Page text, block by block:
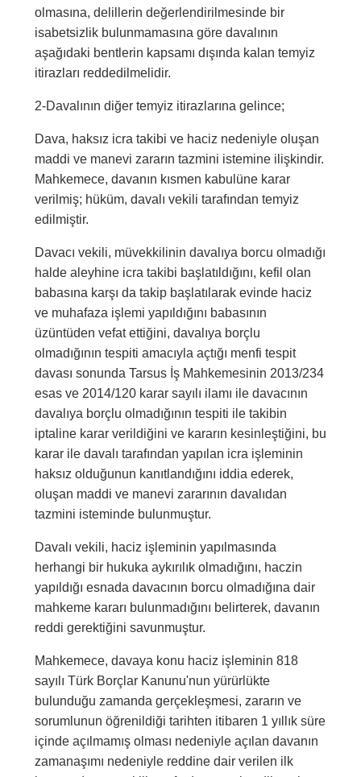
olmasına, delillerin değerlendirilmesinde bir
isabetsizlik bulunmamasına göre davalının
aşağıdaki bentlerin kapsamı dışında kalan temyiz
itirazları reddedilmelidir.
2-Davalının diğer temyiz itirazlarına gelince;
Dava, haksız icra takibi ve haciz nedeniyle oluşan
maddi ve manevi zararın tazmini istemine ilişkindir.
Mahkemece, davanın kısmen kabulüne karar
verilmiş; hüküm, davalı vekili tarafından temyiz
edilmiştir.
Davacı vekili, müvekkilinin davalıya borcu olmadığı
halde aleyhine icra takibi başlatıldığını, kefil olan
babasına karşı da takip başlatılarak evinde haciz
ve muhafaza işlemi yapıldığını babasının
üzüntüden vefat ettiğini, davalıya borçlu
olmadığının tespiti amacıyla açtığı menfi tespit
davası sonunda Tarsus İş Mahkemesinin 2013/234
esas ve 2014/120 karar sayılı ilamı ile davacının
davalıya borçlu olmadığının tespiti ile takibin
iptaline karar verildiğini ve kararın kesinleştiğini, bu
karar ile davalı tarafından yapılan icra işleminin
haksız olduğunun kanıtlandığını iddia ederek,
oluşan maddi ve manevi zararının davalıdan
tazmini isteminde bulunmuştur.
Davalı vekili, haciz işleminin yapılmasında
herhangi bir hukuka aykırılık olmadığını, haczin
yapıldığı esnada davacının borcu olmadığına dair
mahkeme kararı bulunmadığını belirterek, davanın
reddi gerektiğini savunmuştur.
Mahkemece, davaya konu haciz işleminin 818
sayılı Türk Borçlar Kanunu'nun yürürlükte
bulunduğu zamanda gerçekleşmesi, zararın ve
sorumlunun öğrenildiği tarihten itibaren 1 yıllık süre
içinde açılmamış olması nedeniyle açılan davanın
zamanaşımı nedeniyle reddine dair verilen ilk